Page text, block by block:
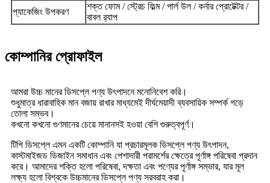
প্যাকেজিং উপকরণ
শক্ত ফোম / স্ট্রেচ ফিল্ম / পার্ল উল / কর্নার প্রোটেক্টর /
বাবল র‍্যাপ
কোম্পানির প্রোফাইল
আমরা উচ্চ মানের ডিসপ্লে পণ্য উৎপাদনে মনোনিবেশ করি।
শুধুমাত্র ধারাবাহিক মান বজায় রাখার মাধ্যমেই দীর্ঘমেয়াদী ব্যবসায়িক সম্পর্ক গড়ে
তোলা সম্ভব।
কখনো কখনো গুণমানের চেয়ে মানানসই হওয়া বেশি গুরুত্বপূর্ণ।
টিপি ডিসপ্লে এমন একটি কোম্পানি যা প্রচারমূলক ডিসপ্লে পণ্য উৎপাদন,
কাস্টমাইজড ডিজাইন সমাধান এবং পেশাদারী পরামর্শের ক্ষেত্রে পূর্ণাঙ্গ পরিষেবা প্রদান
করে। আমাদের শক্তি হলো পরিষেবা, দক্ষতা এবং পণ্যের পূর্ণাঙ্গ সম্ভার, যার মূল
লক্ষ্য হলো বিশ্বকে উচ্চমানের ডিসপ্লে পণ্য সরবরাহ করা।